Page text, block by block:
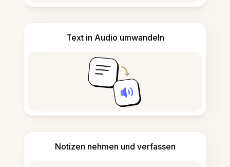
Text in Audio umwandeln
Notizen nehmen und verfassen